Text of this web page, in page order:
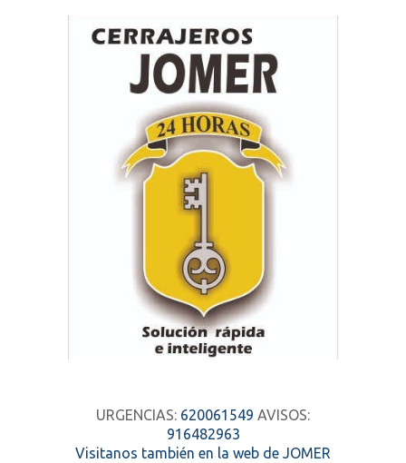
URGENCIAS: 620061549 AVISOS:
916482963
Visitanos también en la web de JOMER